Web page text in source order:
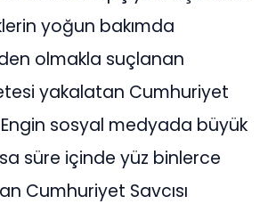
yoğun bakımda
olmakla suçlanan
yakalatan Cumhuriyet
Engin sosyal medyada büyük
süre içinde yüz binlerce
Cumhuriyet Savcısı